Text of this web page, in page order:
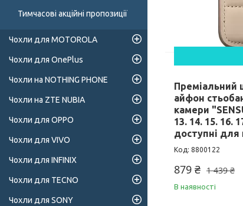
Преміальний
айфон
камери
13. 14. 15. 16.
доступні для
8800122
1 439 ₴
879 ₴
В наявності
Тимчасові акційні пропозиції
Чохли для MOTOROLA
Чохли для OnePlus
Чохли на NOTHING PHONE
Чохли на ZTE NUBIA
Чохли для OPPO
Чохли для VIVO
Чохли для INFINIX
Чохли для TECNO
Чохли для SONY